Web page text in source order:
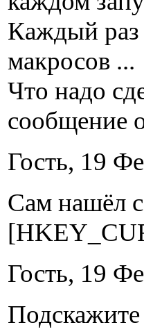
Каждый раз
макросов ...
Что надо
сообщение
Гость, 19
Сам нашёл
Гость, 19